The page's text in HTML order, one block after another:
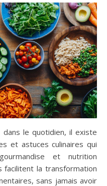
le quotidien, il existe
et astuces culinaires qui
et nutrition
facilitent la transformation
sans jamais avoir